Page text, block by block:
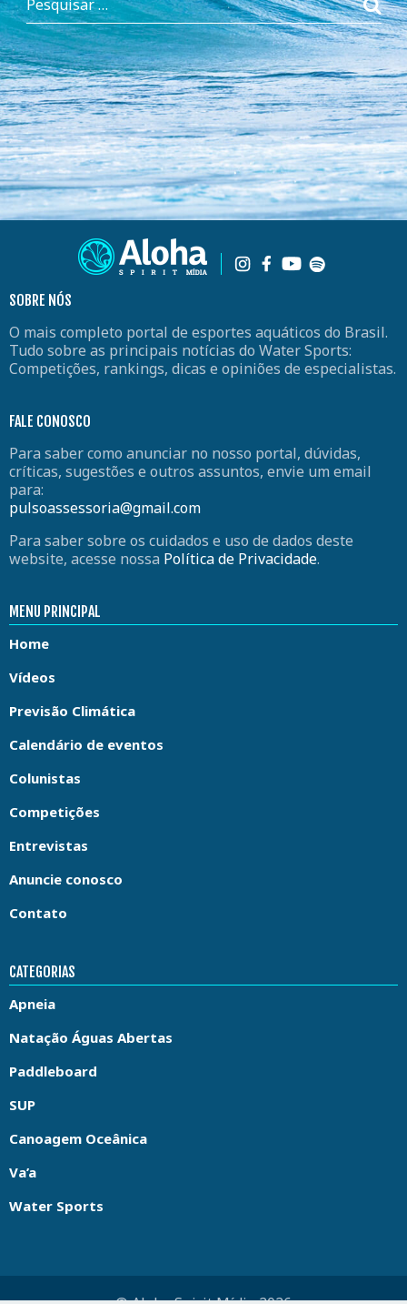
SOBRE NÓS
O mais completo portal de esportes aquáticos do Brasil.
Tudo sobre as principais notícias do Water Sports:
Competições, rankings, dicas e opiniões de especialistas.
FALE CONOSCO
Para saber como anunciar no nosso portal, dúvidas,
críticas, sugestões e outros assuntos, envie um email
para:
pulsoassessoria@gmail.com
Para saber sobre os cuidados e uso de dados deste
website, acesse nossa Política de Privacidade.
MENU PRINCIPAL
Home
Vídeos
Previsão Climática
Calendário de eventos
Colunistas
Competições
Entrevistas
Anuncie conosco
Contato
CATEGORIAS
Apneia
Natação Águas Abertas
Paddleboard
SUP
Canoagem Oceânica
Va’a
Water Sports